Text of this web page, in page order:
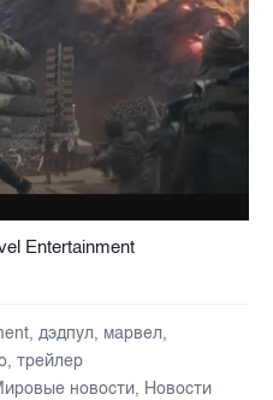
Entertainment
, дэдпул, марвел,
, трейлер
новости, Новости